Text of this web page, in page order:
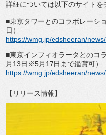
詳細については以下のサイトを
■東京タワーとのコラボレーシ
日）
https://wmg.jp/edsheeran/news/
■東京インフィオラータとのコ
月 13日※5月 17日まで鑑賞可）
https://wmg.jp/edsheeran/news/
【リリース情報】